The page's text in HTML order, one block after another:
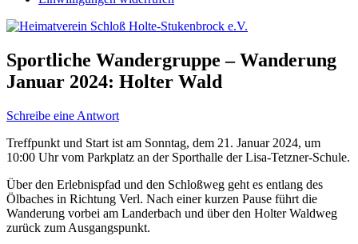
Sportliche Wandergruppe – Wanderung
Januar 2024: Holter Wald
Schreibe eine Antwort
Treffpunkt und Start ist am Sonntag, dem 21. Januar 2024, um
10:00 Uhr vom Parkplatz an der Sporthalle der Lisa-Tetzner-Schule.
Über den Erlebnispfad und den Schloßweg geht es entlang des
Ölbaches in Richtung Verl. Nach einer kurzen Pause führt die
Wanderung vorbei am Landerbach und über den Holter Waldweg
zurück zum Ausgangspunkt.